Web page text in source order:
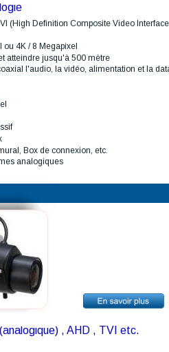
(High Definition Composite Video
4K / 8 Megapixel
atteindre jusqu'à 500 mètre
l'audio, la vidéo, alimentation et la
Box de connexion, etc.
analogiques
, AHD , TVI etc.